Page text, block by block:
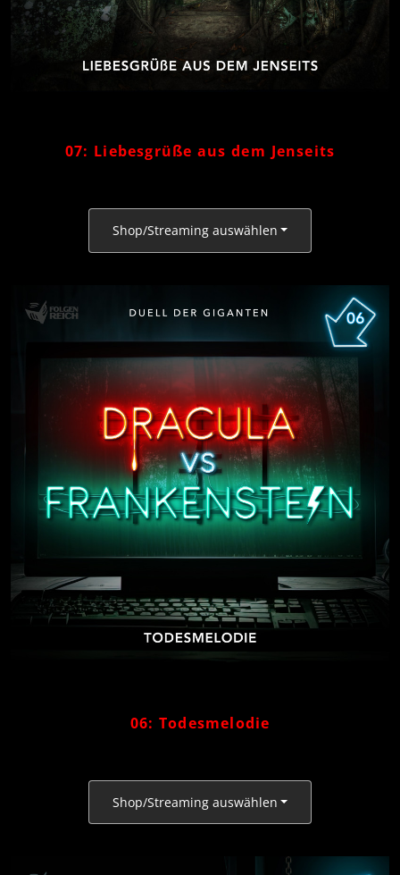
07: Liebesgrüße aus dem Jenseits
Shop/Streaming auswählen
06: Todesmelodie
Shop/Streaming auswählen